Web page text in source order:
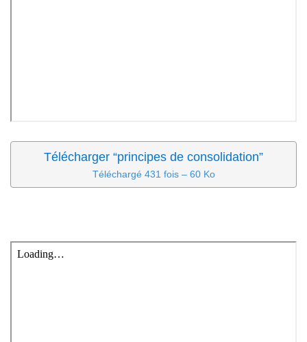
Télécharger “principes de consolidation”
Téléchargé 431 fois – 60 Ko